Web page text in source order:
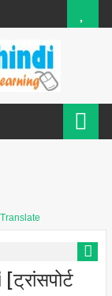
Translate